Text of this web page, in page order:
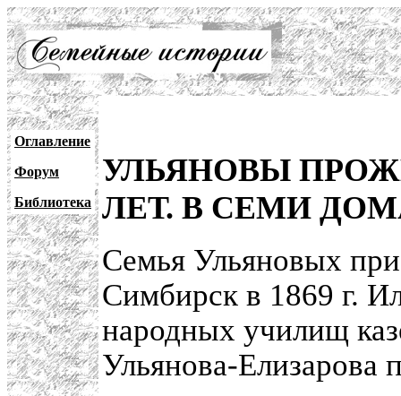
Оглавление
Форум
Библиотека
УЛЬЯНОВЫ
ЛЕТ. В СЕМИ
Семья Ульяновых
Симбирск в 1869 г.
народных училищ
Ульянова-Елизарова